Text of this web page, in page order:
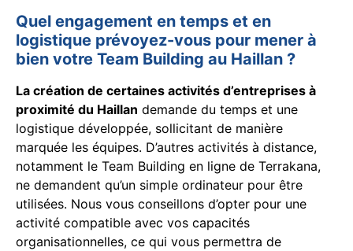
Quel engagement en temps et en
logistique prévoyez-vous pour mener à
bien votre Team Building au Haillan ?
La création de certaines activités d’entreprises à
proximité du Haillan demande du temps et une
logistique développée, sollicitant de manière
marquée les équipes. D’autres activités à distance,
notamment le Team Building en ligne de Terrakana,
ne demandent qu’un simple ordinateur pour être
utilisées. Nous vous conseillons d’opter pour une
activité compatible avec vos capacités
organisationnelles, ce qui vous permettra de